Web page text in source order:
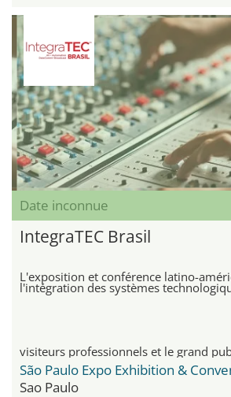
Date inconnue
IntegraTEC Brasil
L'exposition et conférence latino-
l'intégration des systèmes
visiteurs professionnels et le grand
Sao Paulo